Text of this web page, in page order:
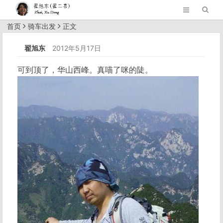
首页 骑车出发 正文
翟旭东 2012年5月17日
可到顶了，华山西峰。真喵了咪的陡。